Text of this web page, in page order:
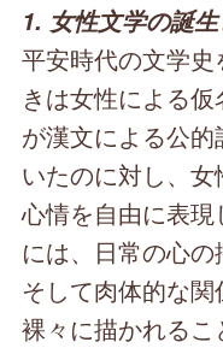
1. 女性文学の誕
平安時代の文学
きは女性による
が漢文による公
いたのに対し、
心情を自由に表
には、日常の心の
そして肉体的な
裸々に描かれるこ